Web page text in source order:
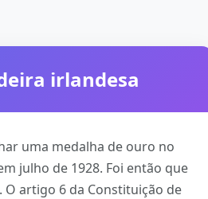
irlandesa
uma medalha de ouro no
julho de 1928. Foi então que
artigo 6 da Constituição de